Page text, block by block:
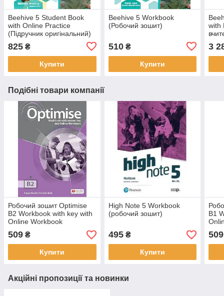
Beehive 5 Student Book
with Online Practice
(Підручник оригінальний)
825 ₴
Купити
Beehive 5 Workbook
(Робочий зошит)
510₴
Купити
with
3
Подібні товари компанії
Робочий зошит Optimise
B2 Workbook with key with
Online Workbook
509 ₴
Купити
High Note 5 Workbook
(робочий зошит)
495₴
Купити
B1
509
Акційні пропозиції та новинки